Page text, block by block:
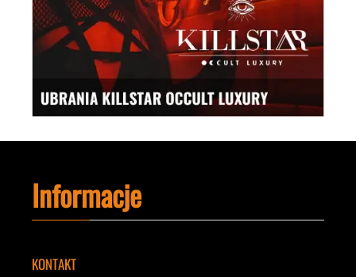
Informacje
KONTAKT